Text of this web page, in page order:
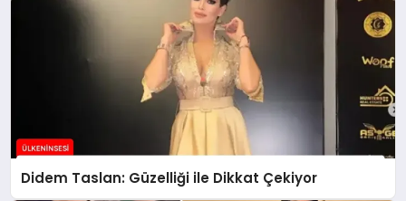
Didem Taslan: Güzelliği ile Dikkat Çekiyor